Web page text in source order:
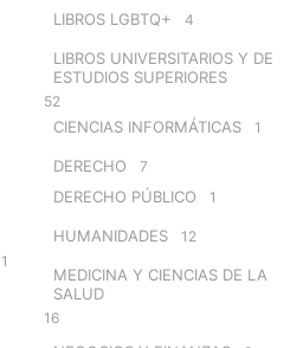
1
LIBROS LGBTQ+ 4
LIBROS UNIVERSITARIOS Y DE
ESTUDIOS SUPERIORES
52
CIENCIAS INFORMÁTICAS 1
DERECHO 7
DERECHO PÚBLICO 1
HUMANIDADES 12
MEDICINA Y CIENCIAS DE LA
SALUD
16